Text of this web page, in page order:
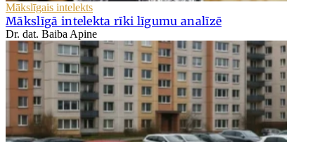
Mākslīgais intelekts
Mākslīgā intelekta rīki līgumu analīzē
Dr. dat. Baiba Apine